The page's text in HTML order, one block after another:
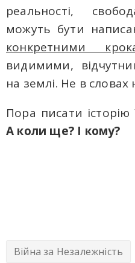
реальності,
можуть бути
конкретними
видимими,
на землі. Не в словах
Пора писати історію
А коли ще? І кому?
Війна за Незалежність